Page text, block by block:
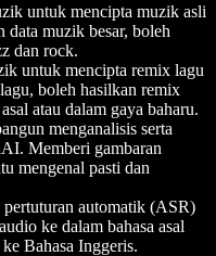
untuk mencipta muzik asli
data muzik besar, boleh
dan rock.
untuk mencipta remix lagu
boleh hasilkan remix
atau dalam gaya baharu.
menganalisis serta
Memberi gambaran
mengenal pasti dan
automatik (ASR)
ke dalam bahasa asal
Bahasa Inggeris.